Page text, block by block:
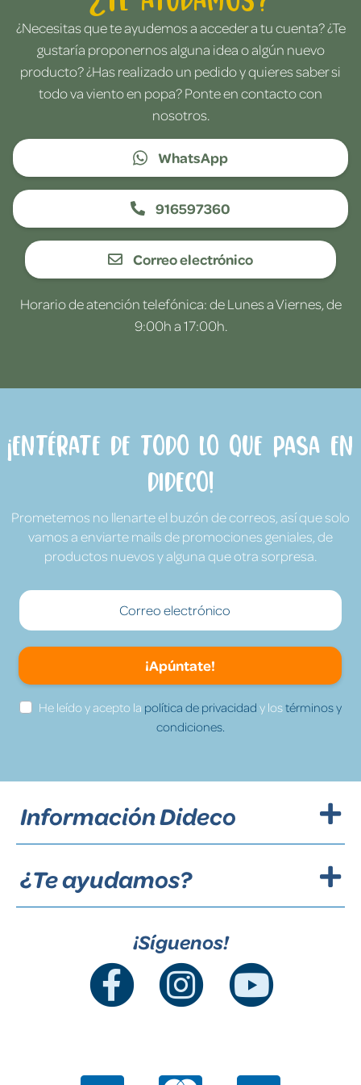
¿Necesitas que te ayudemos a acceder a tu cuenta? ¿Te
gustaría proponernos alguna idea o algún nuevo
producto? ¿Has realizado un pedido y quieres saber si
todo va viento en popa? Ponte en contacto con
nosotros.
WhatsApp
916597360
Correo electrónico
Horario de atención telefónica: de Lunes a Viernes, de
9:00h a 17:00h.
¡Entérate de todo lo que pasa en
Dideco!
Prometemos no llenarte el buzón de correos, así que solo
vamos a enviarte mails de promociones geniales, de
productos nuevos y alguna que otra sorpresa.
¡Apúntate!
He leído y acepto la política de privacidad y lostérminos y
condiciones.
Información Dideco
¿Te ayudamos?
¡Síguenos!